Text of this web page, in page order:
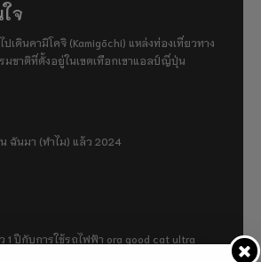
จ
ปเดินคามิโคจิ (Kamigōchi) แหล่งท่องเที่ยวทาง
มชาติที่ตั้งอยู่ในเขตเทือกเขาแอลป์ญี่ปุ่น
ฉันมา (ทำไม) แล้ว 2024
1 ปีกับการใช้รถไฟฟ้า ora good cat ultra